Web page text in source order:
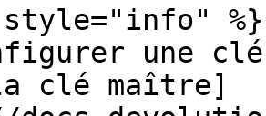
%}
une
clé maître]